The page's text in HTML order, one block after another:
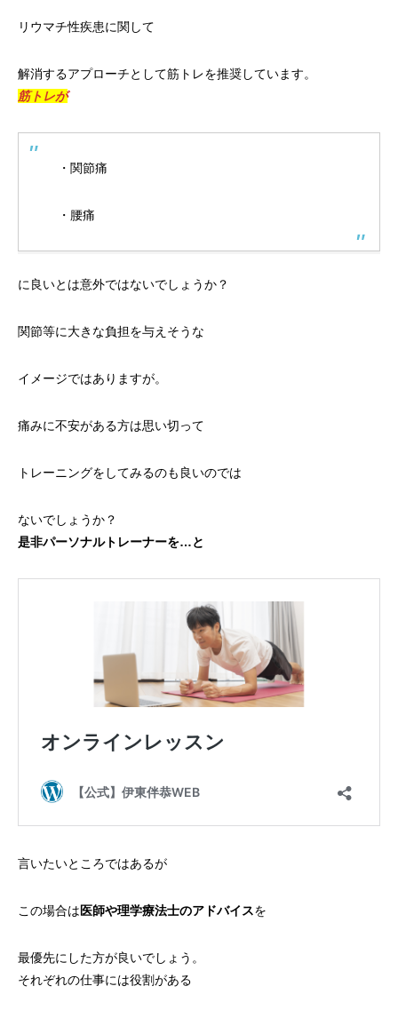
リウマチ性疾患に関して
解消するアプローチとして筋トレを推奨しています。
筋トレが
・関節痛
・腰痛
に良いとは意外ではないでしょうか？
関節等に大きな負担を与えそうな
イメージではありますが。
痛みに不安がある方は思い切って
トレーニングをしてみるのも良いのでは
ないでしょうか？
是非パーソナルトレーナーを…と
言いたいところではあるが
この場合は医師や理学療法士のアドバイスを
最優先にした方が良いでしょう。
それぞれの仕事には役割がある